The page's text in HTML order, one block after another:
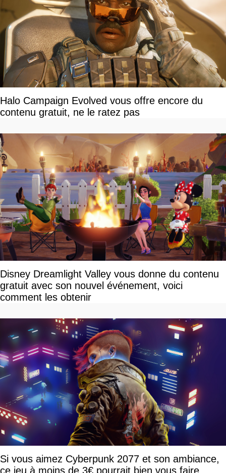
Halo Campaign Evolved vous offre encore du
contenu gratuit, ne le ratez pas
Disney Dreamlight Valley vous donne du contenu
gratuit avec son nouvel événement, voici
comment les obtenir
Si vous aimez Cyberpunk 2077 et son ambiance,
ce jeu à moins de 3€ pourrait bien vous faire